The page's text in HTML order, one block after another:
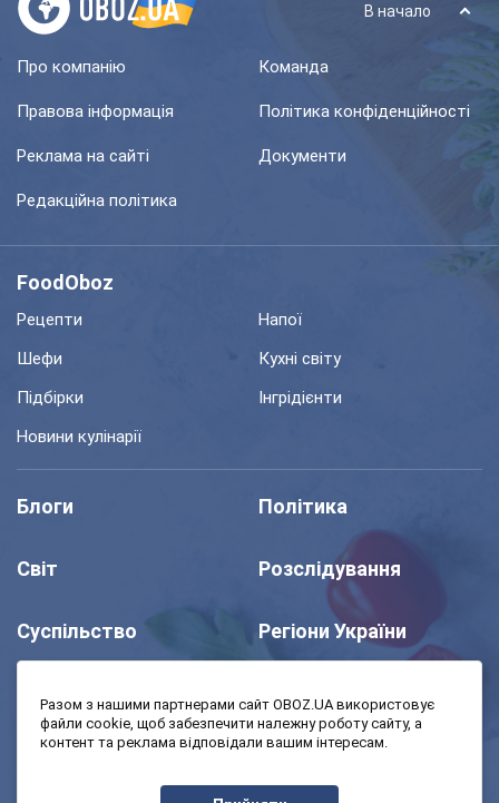
В начало
Про компанію Команда
Правова інформація Політика конфіденційності
Реклама на сайті Документи
Редакційна політика
FoodOboz
Рецепти
Напої
Шефи
Кухні світу
Підбірки
Інгрідієнти
Новини кулінарії
Блоги Політика
Світ Розслідування
Суспільство Регіони України
Моя школа
Разом з нашими партнерами сайт OBOZ.UA використовує
файли cookie, щоб забезпечити належну роботу сайту, а
контент та реклама відповідали вашим інтересам.